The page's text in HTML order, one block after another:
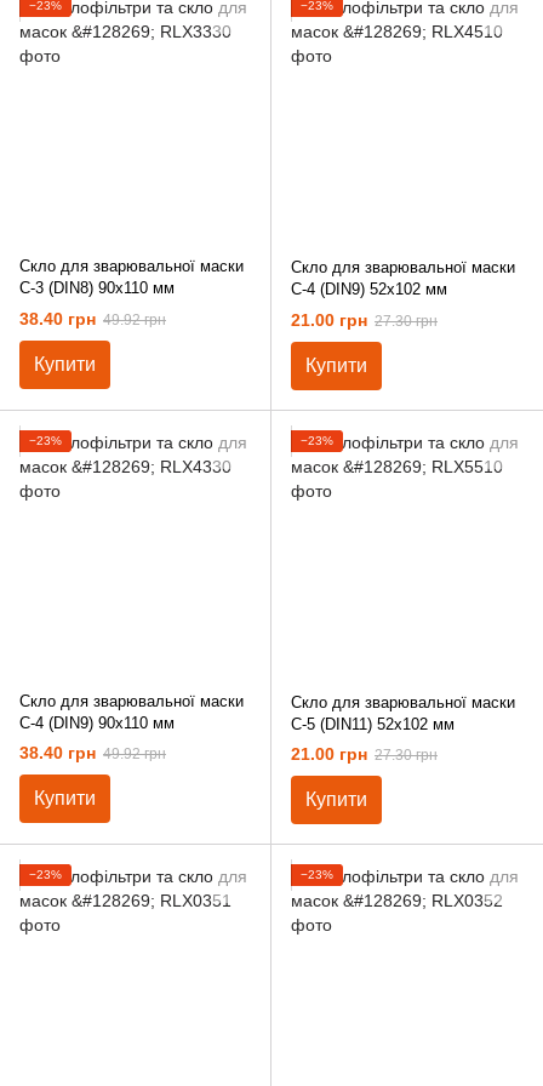
−23%
Скло для зварювальної маски
С-3 (DIN8) 90х110 мм
38.40 грн 49.92 грн
Купити
−23%
Скло для зварювальної маски
С-4 (DIN9) 52х102 мм
21.00 грн 27.30 грн
Купити
−23%
Скло для зварювальної маски
С-4 (DIN9) 90х110 мм
38.40 грн 49.92 грн
Купити
−23%
Скло для зварювальної маски
С-5 (DIN11) 52х102 мм
21.00 грн 27.30 грн
Купити
−23% −23%